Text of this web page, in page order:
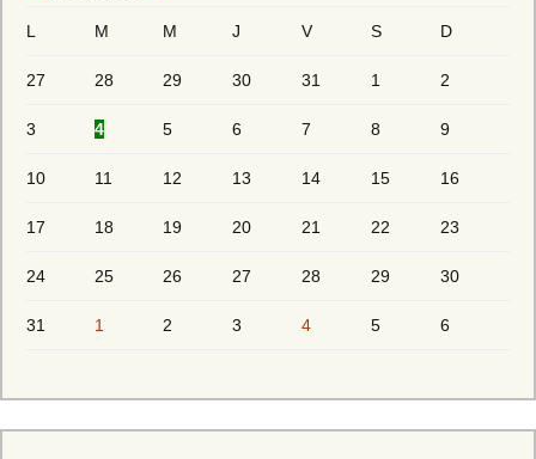
L M M J V S D
27 28 29 30 31 1 2
3 4 5 6 7 8 9
10 11 12 13 14 15 16
17 18 19 20 21 22 23
24 25 26 27 28 29 30
31 1 2 3 4 5 6